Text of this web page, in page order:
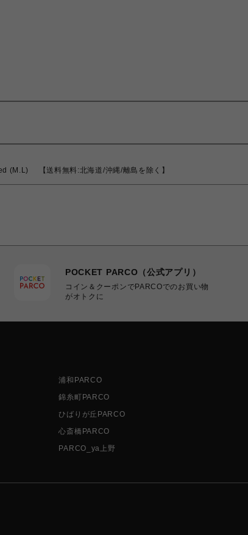
(M.L) 【送料無料:北海道/沖縄/離島を除く】
POCKET PARCO（公式アプリ）
コイン＆クーポンでPARCOでのお買い物
がオトクに
浦和PARCO
錦糸町PARCO
ひばりが丘PARCO
心斎橋PARCO
PARCO_ya上野